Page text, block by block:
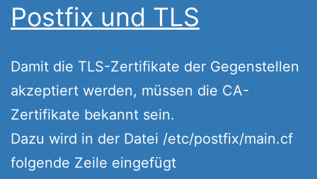
Postfix und TLS
Damit die TLS-Zertifikate der Gegenstellen
akzeptiert werden, müssen die CA-
Zertifikate bekannt sein.
Dazu wird in der Datei /etc/postfix/main.cf
folgende Zeile eingefügt